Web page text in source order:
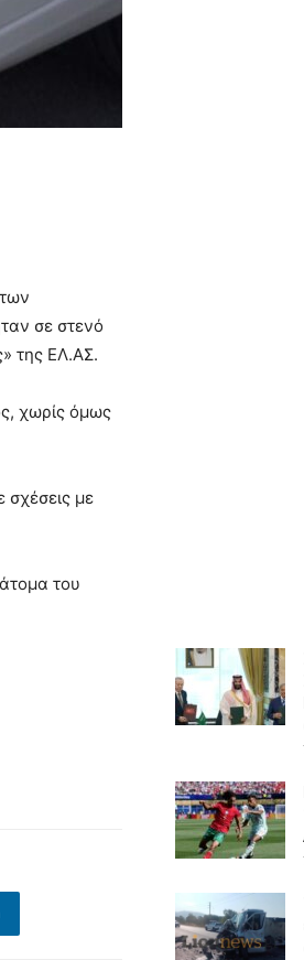
σε στενό
της ΕΛ.ΑΣ.
χωρίς όμως
σχέσεις με
του